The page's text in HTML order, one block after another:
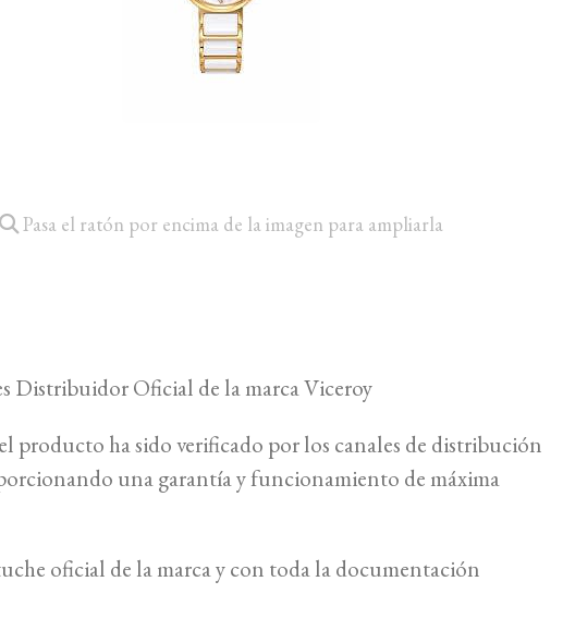
Pasa el ratón por encima de la imagen para ampliarla
Distribuidor Oficial de la marca Viceroy
producto ha sido verificado por los canales de distribución
una garantía y funcionamiento de máxima
oficial de la marca y con toda la documentación